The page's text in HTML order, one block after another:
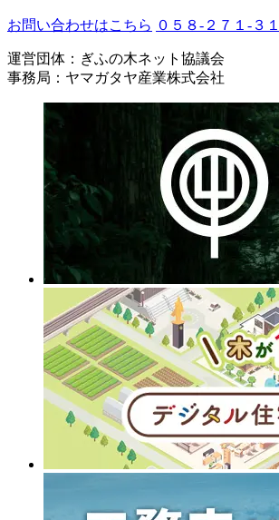
お問い合わせはこちら ０５８-２７１-３
運営団体：ぎふの木ネット協議会
事務局：ヤマガタヤ産業株式会社